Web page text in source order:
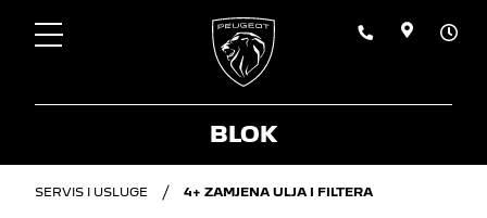
BLOK
SERVIS I USLUGE 4+ ZAMJENA ULJA I FILTERA